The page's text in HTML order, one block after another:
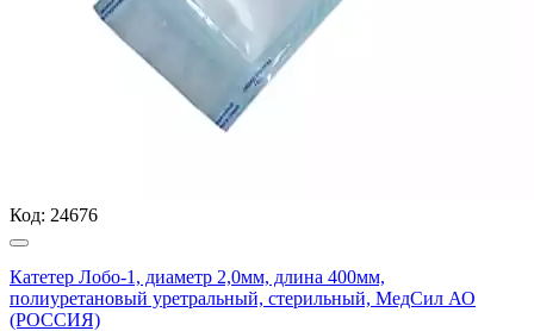
Код: 24676
Катетер Лобо-1, диаметр 2,0мм, длина 400мм,
полиуретановый уретральный, стерильный, МедСил АО
(РОССИЯ)